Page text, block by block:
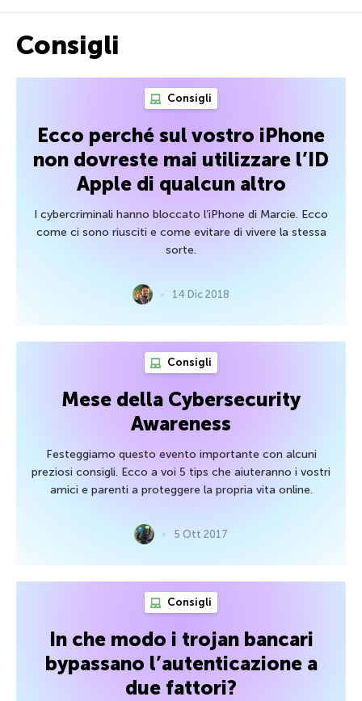
Consigli
Consigli
Ecco perché sul vostro iPhone
non dovreste mai utilizzare l’ID
Apple di qualcun altro
I cybercriminali hanno bloccato l’iPhone di Marcie. Ecco
come ci sono riusciti e come evitare di vivere la stessa
sorte.
14 Dic 2018
Consigli
Mese della Cybersecurity
Awareness
Festeggiamo questo evento importante con alcuni
preziosi consigli. Ecco a voi 5 tips che aiuteranno i vostri
amici e parenti a proteggere la propria vita online.
5 Ott 2017
Consigli
In che modo i trojan bancari
bypassano l’autenticazione a
due fattori?